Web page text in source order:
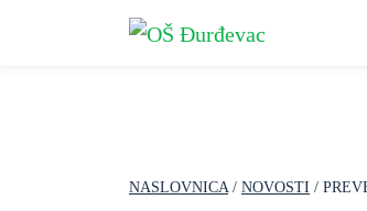
NASLOVNICA / NOVOSTI /